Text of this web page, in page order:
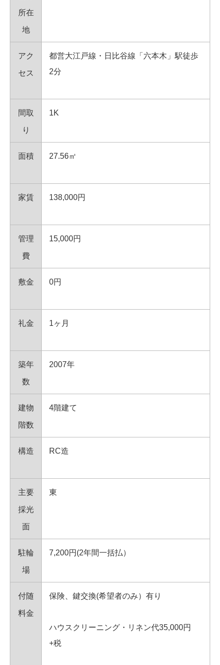
所在
地
アク
セス
都営大江戸線・日比谷線「六本木」駅徒歩
2分
間取
り
1K
面積 27.56㎡
家賃 138,000円
管理
費
15,000円
敷金 0円
礼金 1ヶ月
築年
数
2007年
建物
階数
4階建て
構造 RC造
主要
採光
面
東
駐輪
場
7,200円(2年間一括払）
付随
料金
保険、鍵交換(希望者のみ）有り
ハウスクリーニング・リネン代35,000円
+税